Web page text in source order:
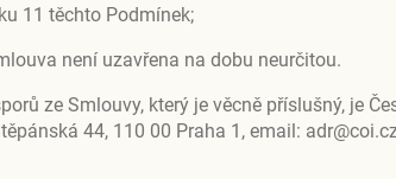
11 těchto Podmínek;
není uzavřena na dobu neurčitou.
ze Smlouvy, který je věcně příslušný, je
44, 110 00 Praha 1, email: